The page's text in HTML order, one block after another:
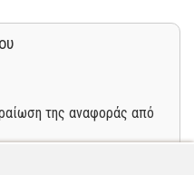
της αναφοράς από